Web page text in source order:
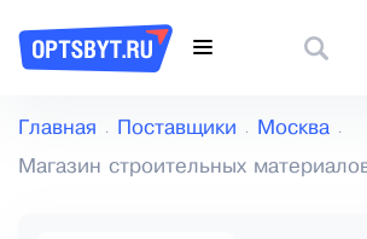
Главная Поставщики Москва
Магазин строительных